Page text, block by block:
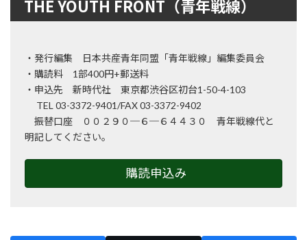
THE YOUTH FRONT（青年戦線）
・発行編集 日本共産青年同盟「青年戦線」編集委員会
・購読料 1部400円+郵送料
・申込先 新時代社 東京都渋谷区初台1-50-4-103
TEL 03-3372-9401/FAX 03-3372-9402
振替口座 ００２９０─６─６４４３０ 青年戦線代と
明記してください。
購読申込み